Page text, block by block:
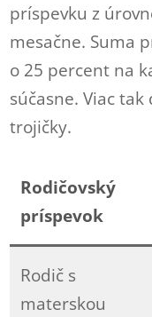
príspevku z
mesačne. Suma
o 25 percent na
súčasne. Viac
trojičky.
Rodičovský
príspevok
Rodič s
materskou